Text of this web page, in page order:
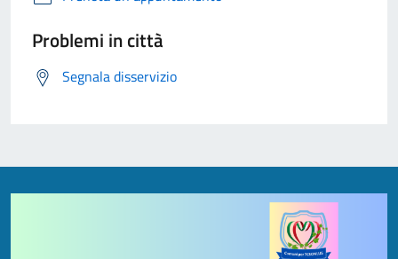
Problemi in città
Segnala disservizio